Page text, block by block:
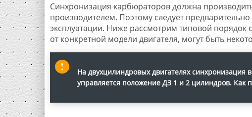
Синхронизация карбюраторов должна
производителем. Поэтому следует
эксплуатации. Ниже рассмотрим типовой
от конкретной модели двигателя, могут быть
На двухцилиндровых двигателях
управляется положение ДЗ 1 и 2 цилиндров.